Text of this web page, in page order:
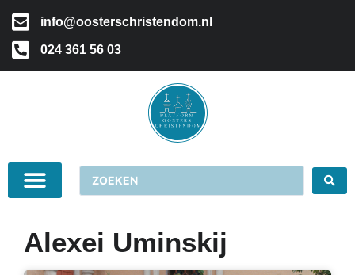
info@oosterschristendom.nl
024 361 56 03
Alexei Uminskij